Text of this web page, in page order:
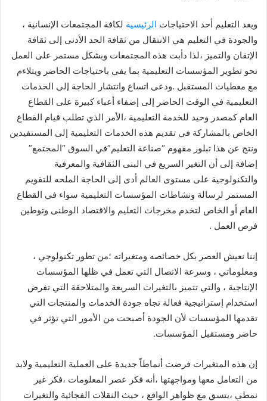
ويعد التعليم أحد الاحتياجات الرئيسية لكافة المجتمعات الإنسانية ،
والجودة في التعليم هي الانتقال من ثقافة الحد الأدنى إلى ثقافة
الإتقان والتميز ،لذا دأبت هذه المجتمعات وبشكل مستمر على العمل
نحو تطوير المؤسسات التعليمية بما يفي باحتياجات الحاضر ويتلاءم
مع معطيات المستقبل .ودعى اتساع وانتشار الحاجة إلى الخدمات
التعليمية في الوقت الحاضر إلى إضفاء أعباء كبيرة على القطاع
العام كمصدر وحيد للخدمة التعليمية ،الأمر الذي تطلب قيام القطاع
الخاص بالمشاركة في تقديم هذه الخدمات التعليمية إلى المستفيدين
ونتج عن هذا تبلور مفهوم “صناعة التعليم”في السوق “المجتمع”
إضافة إلى أن التغير السريع في البنى الثقافية والمعرفية
والتكنولوجية على مستوى العالم أدى إلى الحاجة الملحه للتقويم
المستمر لرسالة ونشاطات المؤسسات التعليمية سواء في القطاع
العام أو الخاص لتخدم مخرجات التعليم والاقتصاد الوطنى وتوطين
فرص العمل .
إننا نعيش العصر بكل خصائصه ومتغيراته ؛من تطور تكنولوجي ،
ومعلوماتي ، وسرعة الاتصال التي تعمل في ظلها المؤسسات
الإنتاجية ، والتي تتميز بالتغيرات السريعة والمتلاحقة التي تفرض
استخدام إستراتيجية فعالة تجاه جودة الخدمات والمنتجات التي
تقدمها المؤسسات لأن الجودة أصبحت من الأمور التي تؤثر في
حاضر ومستقبل المؤسسات.
إن هذه المتغيرات فرضت أنماطاً جديدة على العملية التعليمية ولابد
من التعامل معها ومواجهتها ،أنه فكر عصر المعلومات ،فكر غير
نمطي ،يتسق مع ظواهر الواقع ، حيث النقلات الفجائية والتغيرات